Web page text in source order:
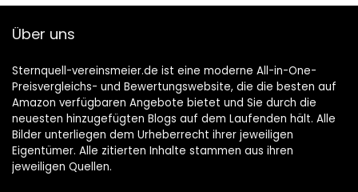
Über uns
Sternquell-vereinsmeier.de ist eine moderne All-in-One-
Preisvergleichs- und Bewertungswebsite, die die besten auf
Amazon verfügbaren Angebote bietet und Sie durch die
neuesten hinzugefügten Blogs auf dem Laufenden hält. Alle
Bilder unterliegen dem Urheberrecht ihrer jeweiligen
Eigentümer. Alle zitierten Inhalte stammen aus ihren
jeweiligen Quellen.